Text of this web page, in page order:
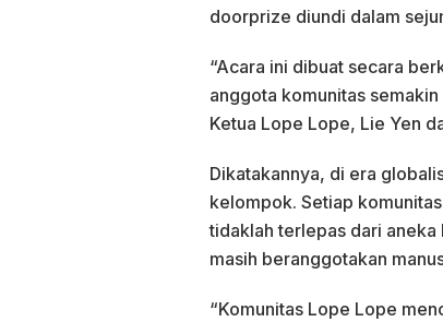
doorprize diundi dalam
“Acara ini dibuat secara
anggota komunitas
Ketua Lope Lope, Lie Yen
Dikatakannya, di era
kelompok. Setiap
tidaklah terlepas dari
masih beranggotakan
“Komunitas Lope Lope